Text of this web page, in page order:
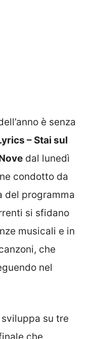
è senza
– Stai sul
dal lunedì
condotto da
del programma
si sfidano
musicali e in
che
nel
su tre
che